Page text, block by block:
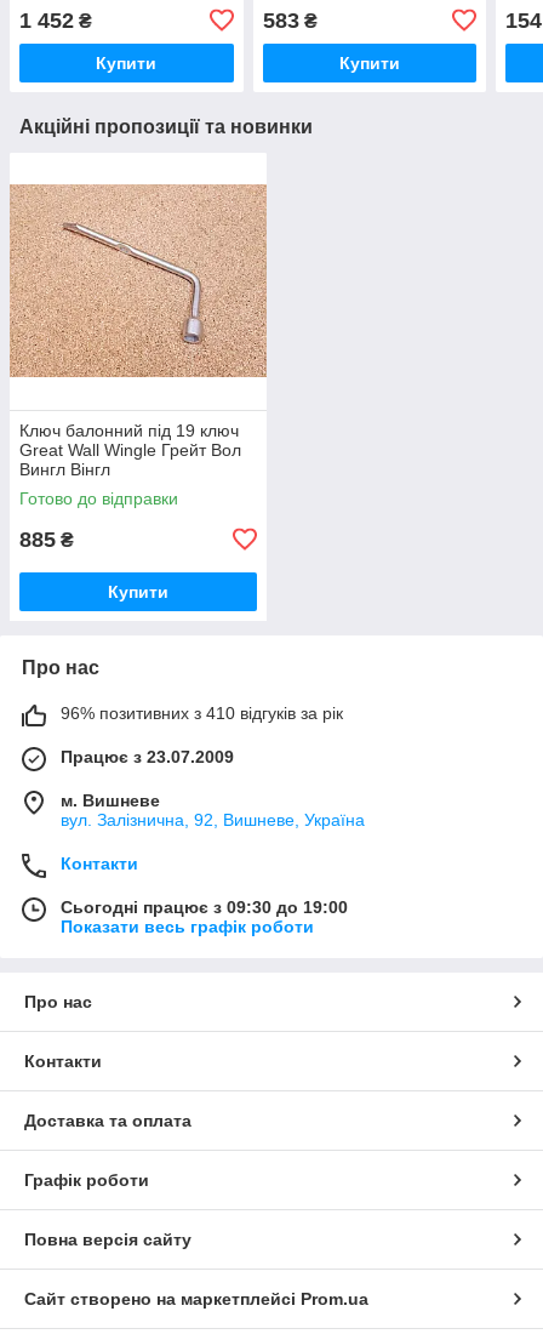
1 452 ₴
Купити
583₴
Купити
154
Акційні пропозиції та новинки
Ключ балонний під 19 ключ
Great Wall Wingle Грейт Вол
Вингл Вінгл
Готово до відправки
885 ₴
Купити
Про нас
96% позитивних з 410 відгуків за рік
Працює з 23.07.2009
м. Вишневе
вул. Залізнична, 92, Вишневе, Україна
Контакти
Сьогодні працює з 09:30 до 19:00
Показати весь графік роботи
Про нас
Контакти
Доставка та оплата
Графік роботи
Повна версія сайту
Сайт створено на маркетплейсі Prom.ua